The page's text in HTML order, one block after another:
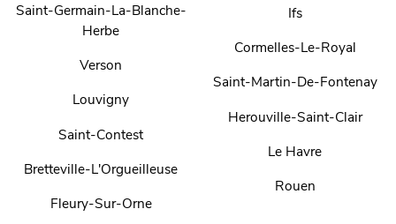
Saint-Germain-La-Blanche-
Herbe
Verson
Louvigny
Saint-Contest
Bretteville-L'Orgueilleuse
Fleury-Sur-Orne
Ifs
Cormelles-Le-Royal
Saint-Martin-De-Fontenay
Herouville-Saint-Clair
Le Havre
Rouen